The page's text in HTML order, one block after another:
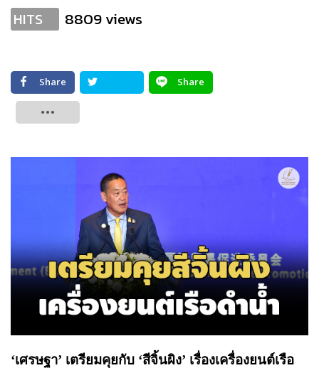
HITS 8809 views
Share
Share
‘เศรษฐา’ เตรียมคุยกับ ‘สีจิ้นผิง’ เรื่องเครื่องยนต์เรือ